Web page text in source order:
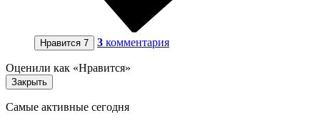
Нравится 7 3 комментария
Оценили как «Нравится»
Закрыть
Самые активные сегодня